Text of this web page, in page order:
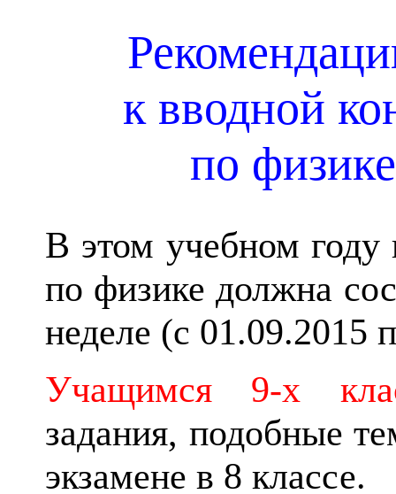
к вводной
по
В этом учебном году
по физике должна
неделе (с 01.09.2015
Учащимся 9-х
задания, подобные
экзамене в 8 классе.